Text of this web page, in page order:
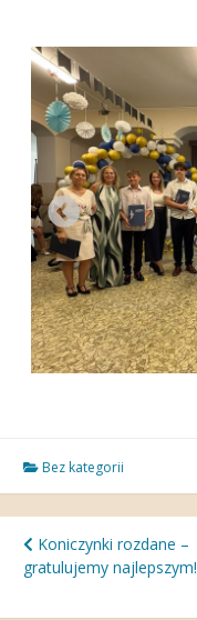
Bez kategorii
Nawigacja
wpisu
Koniczynki rozdane –
gratulujemy najlepszym!